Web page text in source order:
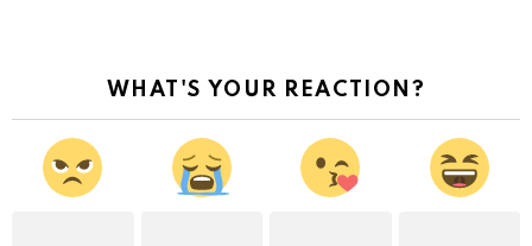
WHAT'S YOUR REACTION?